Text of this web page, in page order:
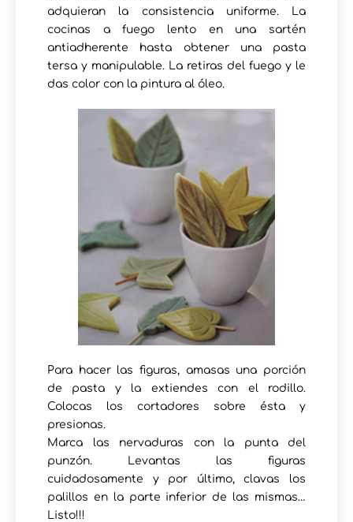
adquieran la consistencia uniforme. La
cocinas a fuego lento en una sartén
antiadherente hasta obtener una pasta
tersa y manipulable. La retiras del fuego y le
das color con la pintura al óleo.
Para hacer las figuras, amasas una porción
de pasta y la extiendes con el rodillo.
Colocas los cortadores sobre ésta y
presionas.
Marca las nervaduras con la punta del
punzón. Levantas las figuras
cuidadosamente y por último, clavas los
palillos en la parte inferior de las mismas…
Listo!!!